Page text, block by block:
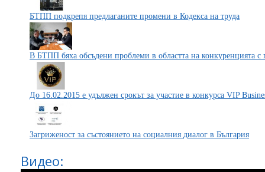
БТПП подкрепя предлаганите промени в Кодекса на труда
В БТПП бяха обсъдени проблеми в областта на конкуренцията с
До 16.02.2015 е удължен срокът за участие в конкурса VIP
Загриженост за състоянието на социалния диалог в България
Видео: